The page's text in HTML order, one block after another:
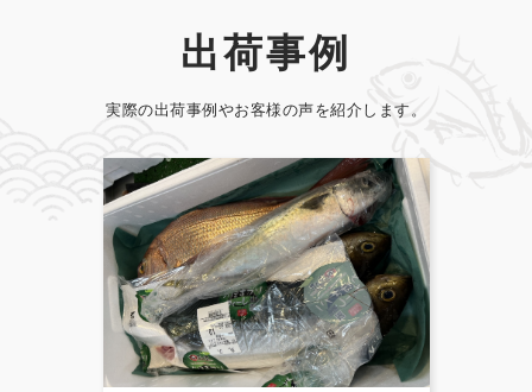
出荷事例
実際の出荷事例やお客様の声を紹介します。